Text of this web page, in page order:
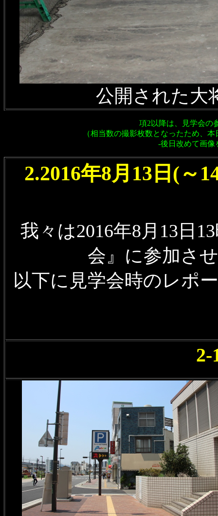
公開された大
項2以降は、見学会の
（相当数の撮影枚数となったため、
-後日改めて画像
2.2016年8月13日(～
我々は2016年8月13日
会』に参加さ
以下に見学会時のレポ
2-